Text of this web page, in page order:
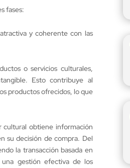
fases:
y coherente con las
o servicios culturales,
Esto contribuye al
productos ofrecidos, lo que
cultural obtiene información
su decisión de compra. Del
la transacción basada en
una gestión efectiva de los